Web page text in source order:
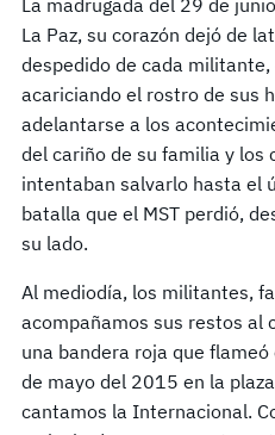
La Paz, su corazón dejó de
despedido de cada
acariciando el rostro de sus
adelantarse a los
del cariño de su familia y los
intentaban salvarlo hasta el
batalla que el MST perdió,
su lado.
Al mediodía, los militantes,
acompañamos sus restos al
una bandera roja que
de mayo del 2015 en la
cantamos la Internacional.